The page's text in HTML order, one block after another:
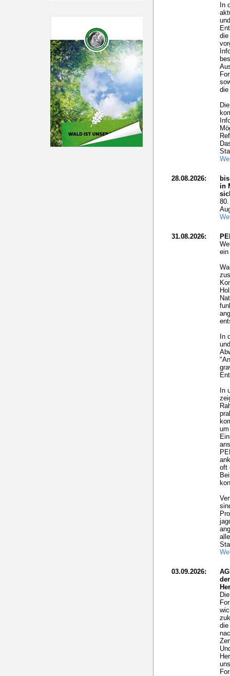
In
die
28.08.2026:
bis
in
31.08.2026:
In
In
oft
03.09.2026: